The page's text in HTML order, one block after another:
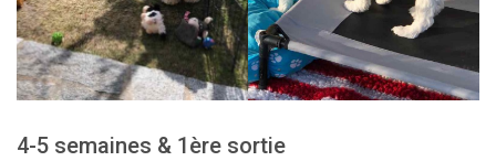
4-5 semaines & 1ère sortie